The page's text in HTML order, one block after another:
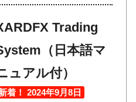
Trading
（日本語マ
ュアル付）
着！ 2024年9月8日